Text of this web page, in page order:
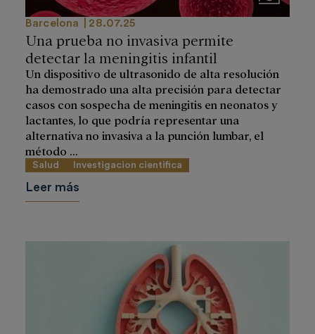
Barcelona 28.07.25
Una prueba no invasiva permite
detectar la meningitis infantil
Un dispositivo de ultrasonido de alta resolución
ha demostrado una alta precisión para detectar
casos con sospecha de meningitis en neonatos y
lactantes, lo que podría representar una
alternativa no invasiva a la punción lumbar, el
método ...
Salud Investigacion cientifica
Leer más